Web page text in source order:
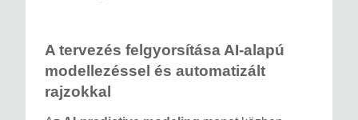
A tervezés felgyorsítása AI-alapú
modellezéssel és automatizált
rajzokkal